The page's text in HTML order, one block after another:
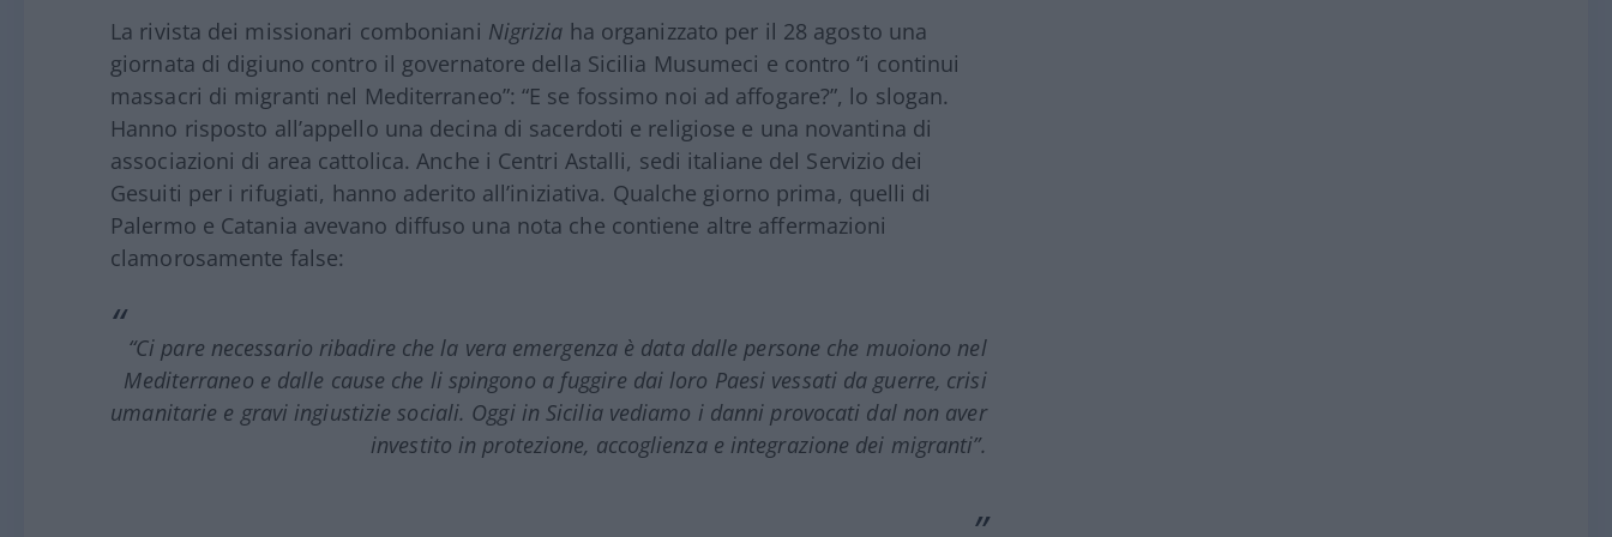
La rivista dei missionari comboniani Nigrizia ha organizzato per il 28 agosto una
giornata di digiuno contro il governatore della Sicilia Musumeci e contro “i continui
massacri di migranti nel Mediterraneo”: “E se fossimo noi ad affogare?”, lo slogan.
Hanno risposto all’appello una decina di sacerdoti e religiose e una novantina di
associazioni di area cattolica. Anche i Centri Astalli, sedi italiane del Servizio dei
Gesuiti per i rifugiati, hanno aderito all’iniziativa. Qualche giorno prima, quelli di
Palermo e Catania avevano diffuso una nota che contiene altre affermazioni
clamorosamente false:
“Ci pare necessario ribadire che la vera emergenza è data dalle persone che muoiono nel
Mediterraneo e dalle cause che li spingono a fuggire dai loro Paesi vessati da guerre, crisi
umanitarie e gravi ingiustizie sociali. Oggi in Sicilia vediamo i danni provocati dal non aver
investito in protezione, accoglienza e integrazione dei migranti”.